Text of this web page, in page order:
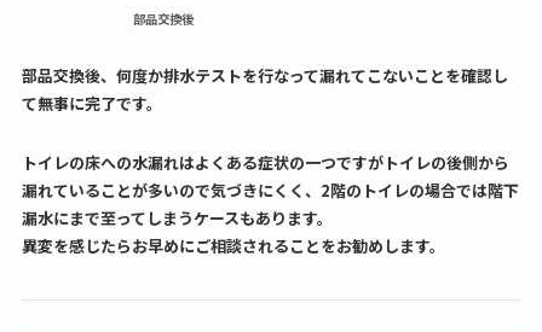
部品交換後
部品交換後、何度か排水テストを行なって漏れてこないことを確認し
て無事に完了です。
トイレの床への水漏れはよくある症状の一つですがトイレの後側から
漏れていることが多いので気づきにくく、2階のトイレの場合では階下
漏水にまで至ってしまうケースもあります。
異変を感じたらお早めにご相談されることをお勧めします。